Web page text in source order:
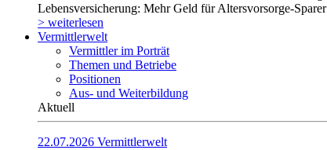
Lebensversicherung: Mehr Geld für Altersvorsorge-Sparer
> weiterlesen
Vermittlerwelt
Vermittler im Porträt
Themen und Betriebe
Positionen
Aus- und Weiterbildung
Aktuell
22.07.2026 Vermittlerwelt